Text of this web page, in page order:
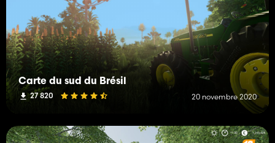
Carte du sud du Brésil
27 820 20 novembre 2020